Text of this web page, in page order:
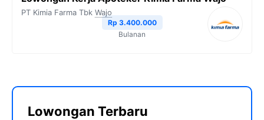
PT Kimia Farma Tbk Wajo
Rp 3.400.000
Bulanan
Lowongan Terbaru